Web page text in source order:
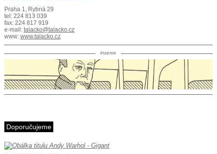
Praha 1, Rybná 29
tel: 224 813 039
fax: 224 817 919
e-mail: talacko@talacko.cz
www: www.talacko.cz
inzerce
Doporučujeme